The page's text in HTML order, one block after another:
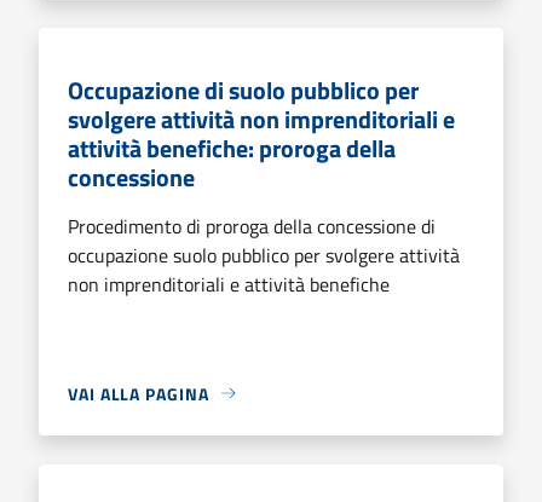
Occupazione di suolo pubblico per
svolgere attività non imprenditoriali e
attività benefiche: proroga della
concessione
Procedimento di proroga della concessione di
occupazione suolo pubblico per svolgere attività
non imprenditoriali e attività benefiche
VAI ALLA PAGINA